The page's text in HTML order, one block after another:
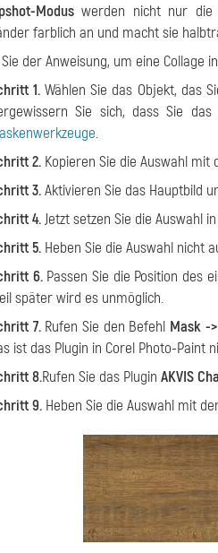
Moduswerden nicht nur die
farblich an und macht sie
der Anweisung, um eine Collage in
1. Wählen Sie das Objekt, das
Sie sich, dass Sie
.
2. Kopieren Sie die Auswahl mit
3.Aktivieren Sie das Hauptbild
4. Jetzt setzen Sie die Auswahl
5. Heben Sie die Auswahl nicht
6.Passen Sie die Position des
später wird es unmöglich.
7.Rufen Sie den Befehl Mask -
ist das Plugin in Corel Photo-Paint
8.Rufen Sie das Plugin AKVIS
9. Heben Sie die Auswahl mit